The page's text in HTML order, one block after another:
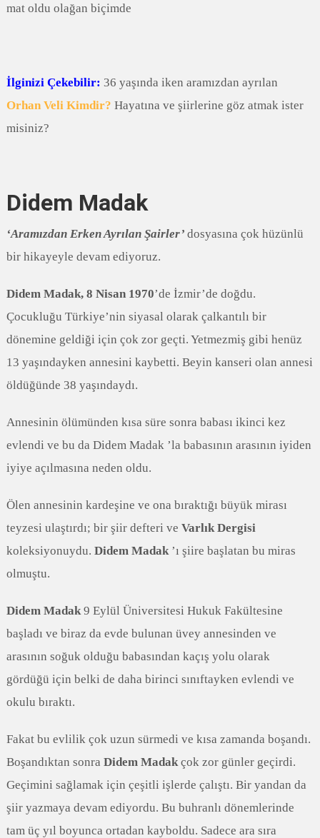
mat oldu olağan biçimde
İlginizi Çekebilir: 36 yaşında iken aramızdan ayrılan
Orhan Veli Kimdir? Hayatına ve şiirlerine göz atmak ister
misiniz?
Didem Madak
‘Aramızdan Erken Ayrılan Şairler’ dosyasına çok hüzünlü
bir hikayeyle devam ediyoruz.
Didem Madak, 8 Nisan 1970’de İzmir’de doğdu.
Çocukluğu Türkiye’nin siyasal olarak çalkantılı bir
dönemine geldiği için çok zor geçti. Yetmezmiş gibi henüz
13 yaşındayken annesini kaybetti. Beyin kanseri olan annesi
öldüğünde 38 yaşındaydı.
Annesinin ölümünden kısa süre sonra babası ikinci kez
evlendi ve bu da Didem Madak ’la babasının arasının iyiden
iyiye açılmasına neden oldu.
Ölen annesinin kardeşine ve ona bıraktığı büyük mirası
teyzesi ulaştırdı; bir şiir defteri ve Varlık Dergisi
koleksiyonuydu. Didem Madak ’ı şiire başlatan bu miras
olmuştu.
Didem Madak9 Eylül Üniversitesi Hukuk Fakültesine
başladı ve biraz da evde bulunan üvey annesinden ve
arasının soğuk olduğu babasından kaçış yolu olarak
gördüğü için belki de daha birinci sınıftayken evlendi ve
okulu bıraktı.
Fakat bu evlilik çok uzun sürmedi ve kısa zamanda boşandı.
Boşandıktan sonra Didem Madakçok zor günler geçirdi.
Geçimini sağlamak için çeşitli işlerde çalıştı. Bir yandan da
şiir yazmaya devam ediyordu. Bu buhranlı dönemlerinde
tam üç yıl boyunca ortadan kayboldu. Sadece ara sıra